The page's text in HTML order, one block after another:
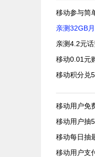
移动参与简
亲测32GB
亲测4.2元
移动0.01元
移动积分兑
移动用户免
移动用户抽
移动每日抽
移动用户支